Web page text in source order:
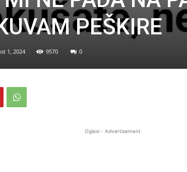
PEŠKIRE
1, 2024 9570 0
Oglasi - Advertisement